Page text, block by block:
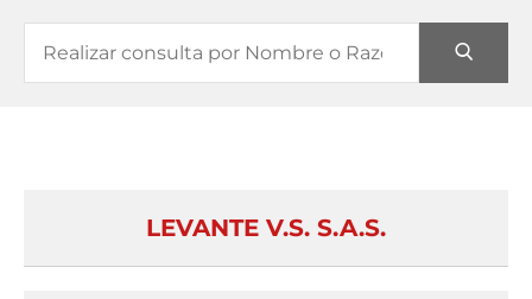
LEVANTE V.S. S.A.S.